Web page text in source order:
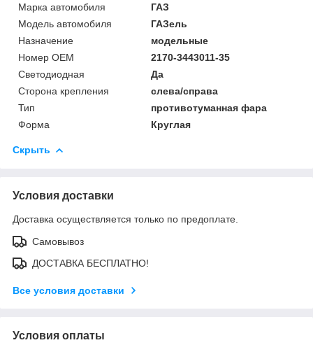
Марка автомобиля
ГАЗ
Модель автомобиля
ГАЗель
Назначение
модельные
Номер OEM
2170-3443011-35
Светодиодная
Да
Сторона крепления
слева/справа
Тип
противотуманная фара
Форма
Круглая
Скрыть
Условия доставки
Доставка осуществляется только по предоплате.
Самовывоз
ДОСТАВКА БЕСПЛАТНО!
Все условия доставки
Условия оплаты